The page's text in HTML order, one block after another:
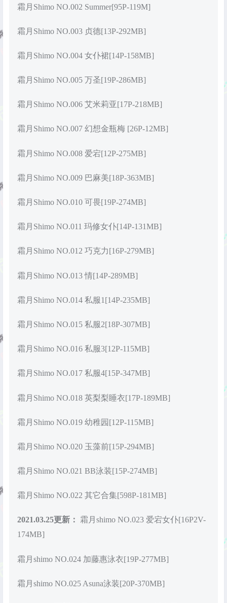
霜月Shimo NO.002 Summer[95P-119M]
霜月Shimo NO.003 贞德[13P-292MB]
霜月Shimo NO.004 女仆裙[14P-158MB]
霜月Shimo NO.005 万圣[19P-286MB]
霜月Shimo NO.006 艾米莉亚[17P-218MB]
霜月Shimo NO.007 幻想金瓶梅 [26P-12MB]
霜月Shimo NO.008 爱宕[12P-275MB]
霜月Shimo NO.009 巴麻美[18P-363MB]
霜月Shimo NO.010 可畏[19P-274MB]
霜月Shimo NO.011 玛修女仆[14P-131MB]
霜月Shimo NO.012 巧克力[16P-279MB]
霜月Shimo NO.013 情[14P-289MB]
霜月Shimo NO.014 私服1[14P-235MB]
霜月Shimo NO.015 私服2[18P-307MB]
霜月Shimo NO.016 私服3[12P-115MB]
霜月Shimo NO.017 私服4[15P-347MB]
霜月Shimo NO.018 英梨梨睡衣[17P-189MB]
霜月Shimo NO.019 幼稚园[12P-115MB]
霜月Shimo NO.020 玉藻前[15P-294MB]
霜月Shimo NO.021 BB泳装[15P-274MB]
霜月Shimo NO.022 其它合集[598P-181MB]
2021.03.25更新： 霜月shimo NO.023 爱宕女仆[16P2V-
174MB]
霜月shimo NO.024 加藤惠泳衣[19P-277MB]
霜月shimo NO.025 Asuna泳装[20P-370MB]